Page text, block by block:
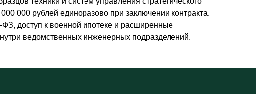
000 рублей единоразово при заключении контракта.
доступ к военной ипотеке и расширенные
ведомственных инженерных подразделений.